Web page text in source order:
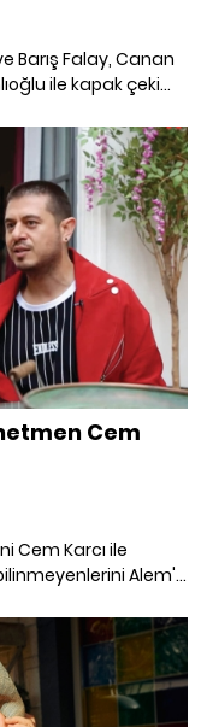
Barış Falay, Canan
ile kapak çekimi
Cem
Cem Karcı ile
bilinmeyenlerini Alem'e